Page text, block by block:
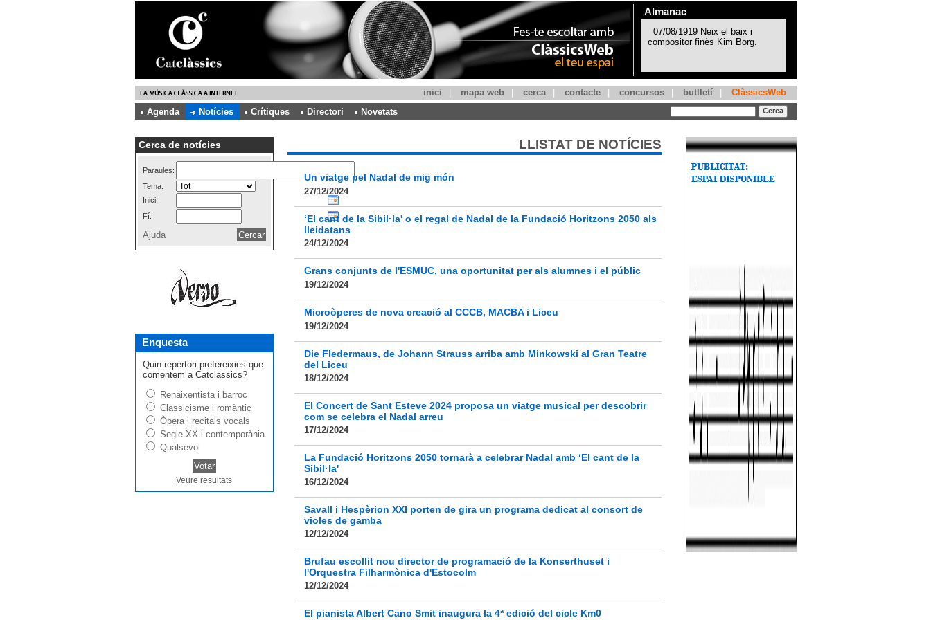
Almanac
inici mapa web cerca contacte concursos butlletí
ClàssicsWeb
Agenda
Notícies Crítiques Directori Novetats
Cerca de notícies
Paraules:
Tema:
Inici:
Fí:
Ajuda
Enquesta
Quin repertori prefereixies que
comentem a Catclassics?
Renaixentista i barroc
Classicisme i romàntic
Òpera i recitals vocals
Segle XX i contemporània
Qualsevol
Veure resultats
LLISTAT DE NOTÍCIES
Un viatge pel Nadal de mig món
27/12/2024
‘El cant de la Sibil·la' o el regal de Nadal de la Fundació Horitzons 2050 als
lleidatans
24/12/2024
Grans conjunts de l'ESMUC, una oportunitat per als alumnes i el públic
19/12/2024
Microòperes de nova creació al CCCB, MACBA i Liceu
19/12/2024
Die Fledermaus, de Johann Strauss arriba amb Minkowski al Gran Teatre
del Liceu
18/12/2024
El Concert de Sant Esteve 2024 proposa un viatge musical per descobrir
com se celebra el Nadal arreu
17/12/2024
La Fundació Horitzons 2050 tornarà a celebrar Nadal amb ‘El cant de la
Sibil·la'
16/12/2024
Savall i Hespèrion XXI porten de gira un programa dedicat al consort de
violes de gamba
12/12/2024
Brufau escollit nou director de programació de la Konserthuset i
l'Orquestra Filharmònica d'Estocolm
12/12/2024
El pianista Albert Cano Smit inaugura la 4ª edició del cicle Km0